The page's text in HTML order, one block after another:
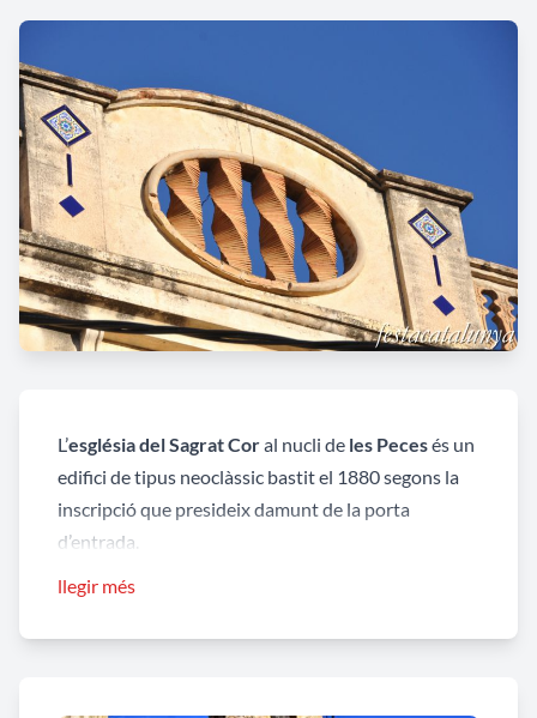
L’església del Sagrat Coral nucli de les Pecesés un
edifici de tipus neoclàssic bastit el 1880 segons la
inscripció que presideix damunt de la porta
d’entrada.
portalada d’arc escarser i una rosassa. A la dreta
llegir més